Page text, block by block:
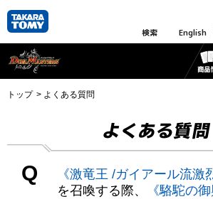
検索 English
トップ よくある質問
よくある質問
Q
《激竜王 /ガイアール流激
を召喚する際、
《駱駝の御